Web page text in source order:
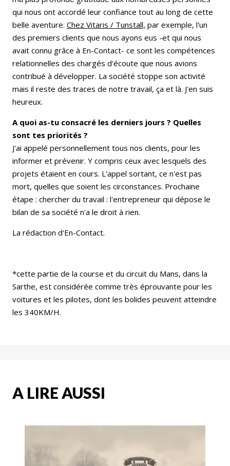
qui nous ont accordé leur confiance tout au long de cette
belle aventure. Chez Vitaris / Tunstall, par exemple, l'un
des premiers clients que nous ayons eus -et qui nous
avait connu grâce à En-Contact- ce sont les compétences
relationnelles des chargés d'écoute que nous avions
contribué à développer. La société stoppe son activité
mais il reste des traces de notre travail, ça et là. J'en suis
heureux.
A quoi as-tu consacré les derniers jours ? Quelles
sont tes priorités ?
J'ai appelé personnellement tous nos clients, pour les
informer et prévenir. Y compris ceux avec lesquels des
projets étaient en cours. L'appel sortant, ce n'est pas
mort, quelles que soient les circonstances. Prochaine
étape : chercher du travail : l'entrepreneur qui dépose le
bilan de sa société n'a le droit à rien.
La rédaction d'En-Contact.
*cette partie de la course et du circuit du Mans, dans la
Sarthe, est considérée comme très éprouvante pour les
voitures et les pilotes, dont les bolides peuvent atteindre
les 340KM/H.
A LIRE AUSSI